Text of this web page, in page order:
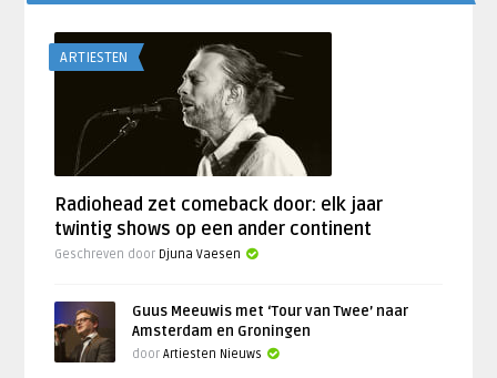
ARTIESTEN
Radiohead zet comeback door: elk jaar
twintig shows op een ander continent
Geschreven door Djuna Vaesen
Guus Meeuwis met ‘Tour van Twee’ naar
Amsterdam en Groningen
doorArtiesten Nieuws